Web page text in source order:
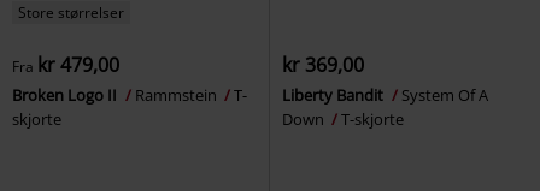
Store størrelser
Fra kr 479,00
Broken Logo II Rammstein
T-
skjorte
kr 369,00
Liberty Bandit
System Of A
Down
T-skjorte